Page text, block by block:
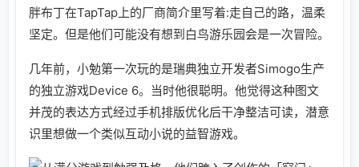
胖布丁在TapTap上的厂商简介里写着:走自己的路，温柔
坚定。但是他们可能没有想到白鸟游乐园会是一次冒险。
几年前，小勉第一次玩的是瑞典独立开发者Simogo生产
的独立游戏Device 6。当时他很聪明。他觉得这种图文
并茂的表达方式经过手机排版优化后干净整洁可读，潜意
识里想做一个类似互动小说的益智游戏。